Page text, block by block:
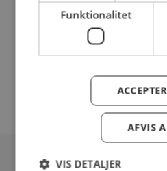
Funktionalitet
AFVIS
VIS DETALJER